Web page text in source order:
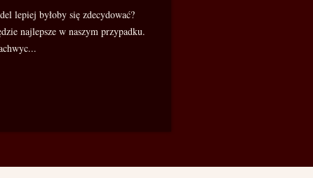
lepiej byłoby się zdecydować?
najlepsze w naszym przypadku.